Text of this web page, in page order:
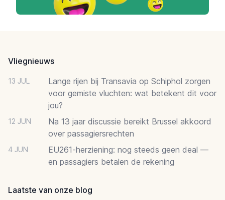
Vliegnieuws
13 JUL
Lange rijen bij Transavia op Schiphol zorgen
voor gemiste vluchten: wat betekent dit voor
jou?
12 JUN
Na 13 jaar discussie bereikt Brussel akkoord
over passagiersrechten
4 JUN
EU261-herziening: nog steeds geen deal —
en passagiers betalen de rekening
Laatste van onze blog